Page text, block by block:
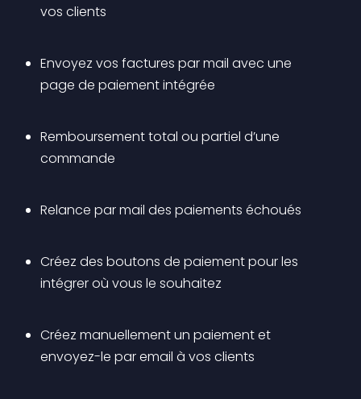
vos clients
Envoyez vos factures par mail avec une
page de paiement intégrée
Remboursement total ou partiel d’une
commande
Relance par mail des paiements échoués
Créez des boutons de paiement pour les
intégrer où vous le souhaitez
Créez manuellement un paiement et
envoyez-le par email à vos clients